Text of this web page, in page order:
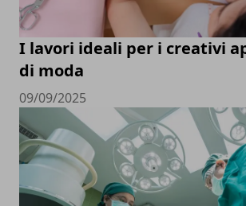
I lavori ideali per i creativi
di moda
09/09/2025